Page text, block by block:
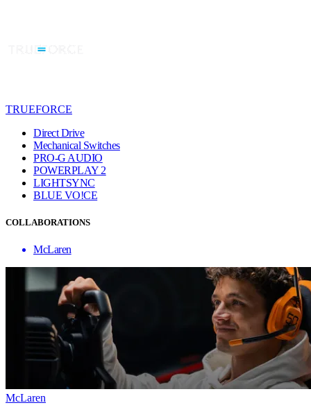
TRUEFORCE
Direct Drive
Mechanical Switches
PRO-G AUDIO
POWERPLAY 2
LIGHTSYNC
BLUE VO!CE
COLLABORATIONS
McLaren
McLaren